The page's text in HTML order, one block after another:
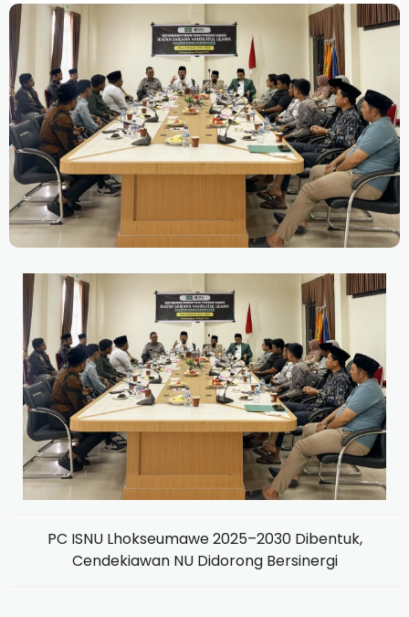
PC ISNU Lhokseumawe 2025–2030 Dibentuk,
Cendekiawan NU Didorong Bersinergi